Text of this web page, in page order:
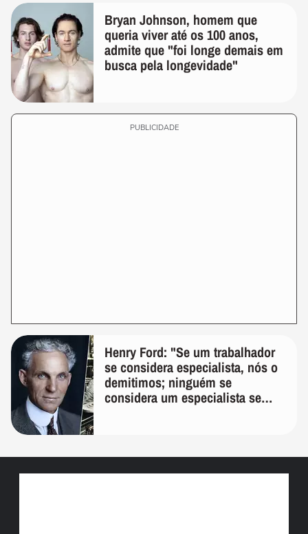
Bryan Johnson, homem que
queria viver até os 100 anos,
admite que "foi longe demais em
busca pela longevidade"
PUBLICIDADE
Henry Ford: "Se um trabalhador
se considera especialista, nós o
demitimos; ninguém se
considera um especialista se